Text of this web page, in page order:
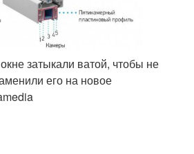
затыкали ватой, чтобы не
его на новое